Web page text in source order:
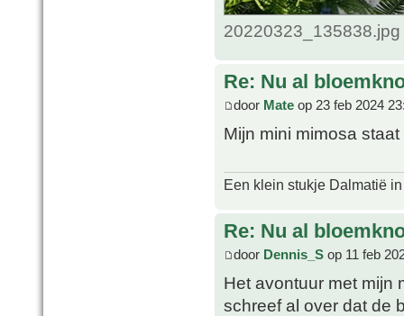
Re: Nu al
door Mate op 23 feb 2024
Mijn mini mimosa
Een klein stukje Dalmatië
Re: Nu al
door Dennis_S op 11 feb
Het avontuur met mijn
schreef al over dat de